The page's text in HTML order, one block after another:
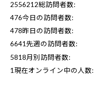
2556212総訪問者数:
476今日の訪問者数:
478昨日の訪問者数:
6641先週の訪問者数:
5818月別訪問者数:
1 現在オンライン中の人数: